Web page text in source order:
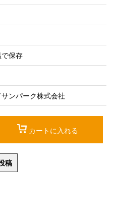
保存
ンパーク株式会社
カートに入れる
稿